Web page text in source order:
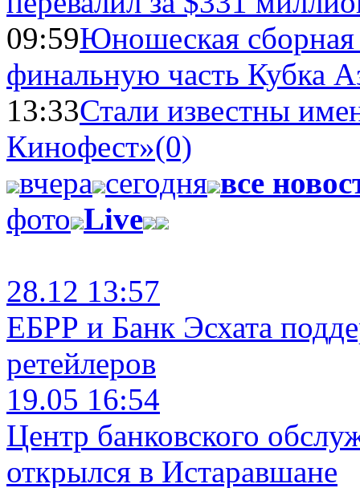
09:59Юношеская
финальную часть Кубка
13:33Стали известны
Кинофест»(0)
вчера сегодня все
фото Live
28.12 13:57
ЕБРР и Банк Эсхата
ретейлеров
19.05 16:54
Центр банковского
открылся в Истаравшане